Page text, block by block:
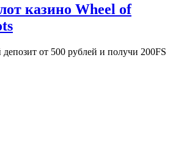
казино Wheel of
от 500 рублей и получи 200FS